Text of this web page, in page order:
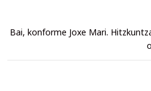
Bai, konforme Joxe Mari.